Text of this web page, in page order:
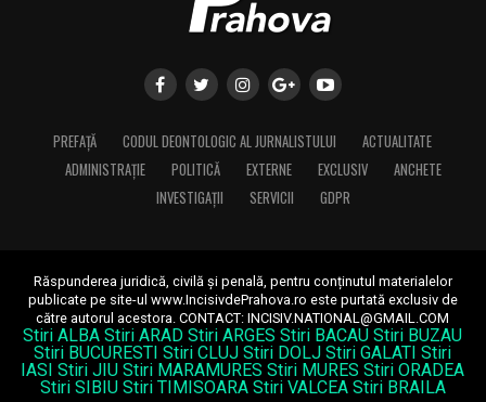
PREFAȚĂ CODUL DEONTOLOGIC AL JURNALISTULUI
ACTUALITATE
ADMINISTRAȚIE
POLITICĂ EXTERNE EXCLUSIV
ANCHETE
INVESTIGAȚII
SERVICII GDPR
Răspunderea juridică, civilă și penală, pentru conținutul materialelor
publicate pe site-ul www.IncisivdePrahova.ro este purtată exclusiv de
către autorul acestora.CONTACT: INCISIV.NATIONAL@GMAIL.COM
Stiri ALBA Stiri ARAD Stiri ARGES Stiri BACAU Stiri BUZAU
Stiri BUCURESTI Stiri CLUJ Stiri DOLJ Stiri GALATI Stiri
IASI Stiri JIU Stiri MARAMURES Stiri MURES Stiri ORADEA
Stiri SIBIU Stiri TIMISOARA Stiri VALCEA Stiri BRAILA